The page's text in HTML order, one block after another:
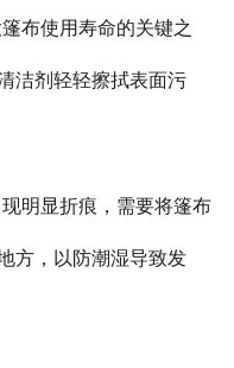
布使用寿命的关键之
洁剂轻轻擦拭表面污
明显折痕，需要将篷布
方，以防潮湿导致发